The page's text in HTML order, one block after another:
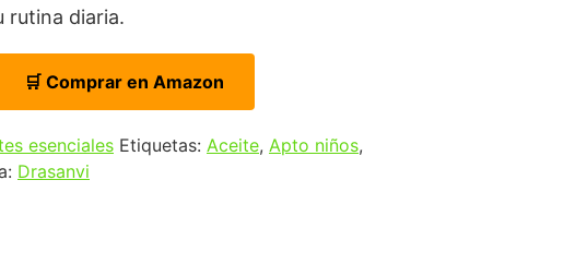
rutina diaria.
🛒 Comprar en Amazon
esenciales Etiquetas: Aceite, Apto niños,
Drasanvi